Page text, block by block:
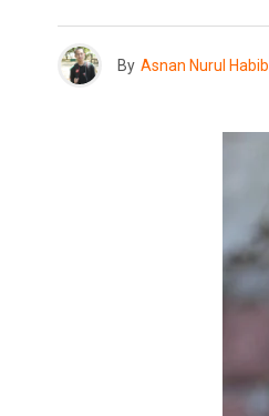
By Asnan Nurul Habib